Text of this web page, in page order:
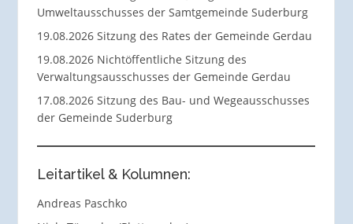
Umweltausschusses der Samtgemeinde Suderburg
19.08.2026 Sitzung des Rates der Gemeinde Gerdau
19.08.2026 Nichtöffentliche Sitzung des
Verwaltungsausschusses der Gemeinde Gerdau
17.08.2026 Sitzung des Bau- und Wegeausschusses
der Gemeinde Suderburg
Leitartikel & Kolumnen:
Andreas Paschko